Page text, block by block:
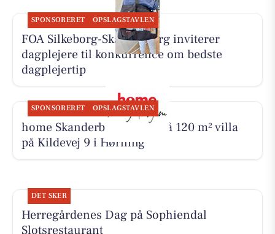
SPONSORERET OPSLAGSTAVLEN
FOA Silkeborg-Skanderborg inviterer
dagplejere til konkurrence om bedste
dagplejertip
SPONSORERET OPSLAGSTAVLEN
home Skanderborg byder på 120 m² villa
på Kildevej 9 i Hørning
DET SKER
Herregårdenes Dag på Sophiendal
Slotsrestaurant